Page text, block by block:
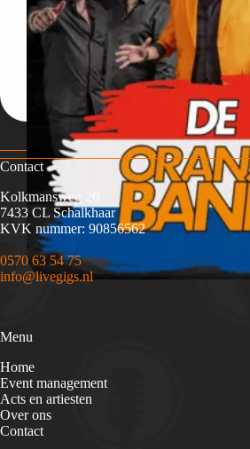
Contact
Kolkmansweg 26
7433 CL Schalkhaar
KVK nummer: 90856562
0570 63 54 75
info@livegigs.nl
Menu
Home
Event management
Acts en artiesten
Over ons
Contact